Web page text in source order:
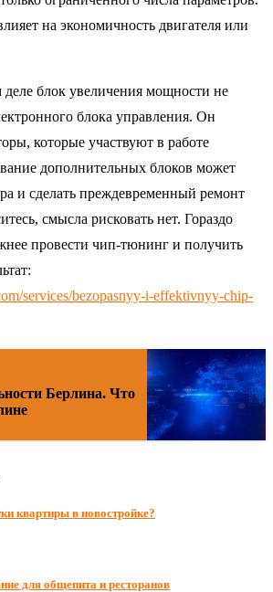
на экономичность двигателя или
деле блок увеличения мощности не
блока управления. Он
которые участвуют в работе
дополнительных блоков может
и сделать преждевременный ремонт
смысла рисковать нет. Гораздо
провести чип-тюнинг и получить
services/bezopasnyy-i-effektivnyy-chip-
Берлина. Что
квартиры в новостройке?
для общепита и ресторанов